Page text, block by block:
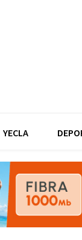
YECLA